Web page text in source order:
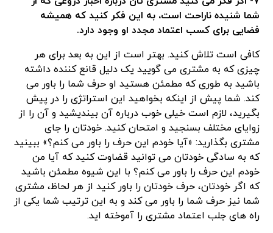
شما شنیده ناراحت است، به این فکر کنید که همیشه
فضایی برای کسب اعتماد مجدد او وجود دارد.
کافی است تلاش کنید. بهتر است از این به بعد برای هر
چیزی که به مشتری می گویید یک دلیل قانع کننده داشته
باشید به طوری که مطمئن هستید او حرف شما را باور می
کند. شما پیش از اینکه بخواهید این استراتژی را در پیش
بگیرید، لازم است خیلی خوب درباره آن بیندیشید و آن را از
زوایای مختلف بسنجید و امتحان کنید. خودتان را جای
مشتری بگذارید: «آیا خودم این حرف را باور می کنم؟» ببینید
که به سادگی خودتان می توانید قضاوت کنید که آیا من
خودم این حرف را باور می کنم؟ با این شیوه مطمئن باشید
که اگر خودتان، حرف خودتان را باور کنید از هر لحاظ، مشتری
شما نیز حرف شما را باور می کند و به این ترتیب شما یکی از
راه های جلب اعتماد مشتری را آموخته اید.